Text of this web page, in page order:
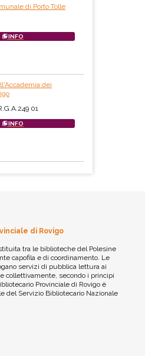
di Porto Tolle
INFO
dei
01
INFO
di Rovigo
tra le biblioteche del Polesine
capofila e di coordinamento. Le
servizi di pubblica lettura ai
collettivamente, secondo i principi
Provinciale di Rovigo è
del Servizio Bibliotecario Nazionale